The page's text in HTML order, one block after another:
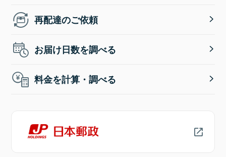
再配達のご依頼
お届け日数を調べる
料金を計算・調べる